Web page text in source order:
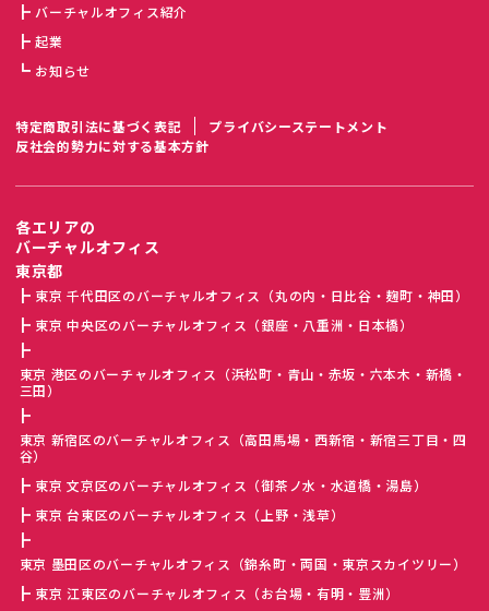
バーチャルオフィス紹介
起業
お知らせ
特定商取引法に基づく表記
プライバシーステートメント
反社会的勢力に対する基本方針
各エリアの
バーチャルオフィス
東京都
東京 千代田区のバーチャルオフィス（丸の内・日比谷・麹町・神田）
東京 中央区のバーチャルオフィス（銀座・八重洲・日本橋）
東京 港区のバーチャルオフィス（浜松町・青山・赤坂・六本木・新橋・
三田）
東京 新宿区のバーチャルオフィス（高田馬場・西新宿・新宿三丁目・四
谷）
東京 文京区のバーチャルオフィス（御茶ノ水・水道橋・湯島）
東京 台東区のバーチャルオフィス（上野・浅草）
東京 墨田区のバーチャルオフィス（錦糸町・両国・東京スカイツリー）
東京 江東区のバーチャルオフィス（お台場・有明・豊洲）